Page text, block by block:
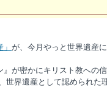
が、今月やっと世界遺産
』が密かにキリスト教への
世界遺産として認められた